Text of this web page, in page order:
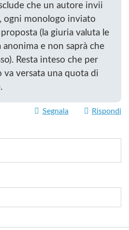
che un autore invii
ogni monologo inviato
(la giuria valuta le
e non saprà che
Resta inteso che per
va versata una quota di
Segnala Rispondi